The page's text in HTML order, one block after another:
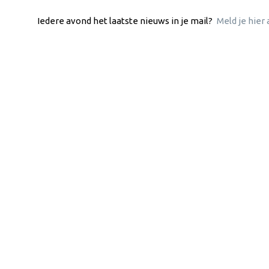
Iedere avond het laatste nieuws in je mail? Meld je hier